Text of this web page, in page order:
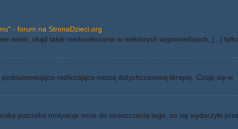
- forum na StronaDzieci.org
wiem, skąd takie niedowierzanie w niektórych wypowiedziach, [...] tylko
rozliczająca naszą dotychczasową terapię. Czuję się w
potrzeba motywuje mnie do streszczenia tego, co się wydarzyło